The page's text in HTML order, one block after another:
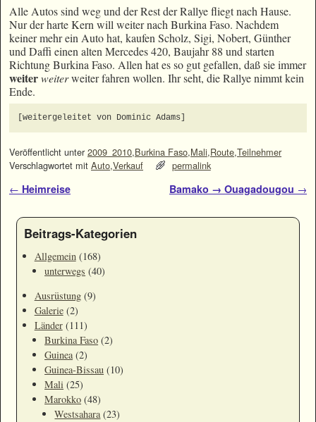
Alle Autos sind weg und der Rest der Rallye fliegt nach Hause.
Nur der harte Kern will weiter nach Burkina Faso. Nachdem
keiner mehr ein Auto hat, kaufen Scholz, Sigi, Nobert, Günther
und Daffi einen alten Mercedes 420, Baujahr 88 und starten
Richtung Burkina Faso. Allen hat es so gut gefallen, daß sie immer
weiterweiterweiter fahren wollen. Ihr seht, die Rallye nimmt kein
Ende.
[weitergeleitet von Dominic Adams]
Veröffentlicht unter 2009_2010,Burkina Faso,Mali,Route,Teilnehmer
Verschlagwortet mit Auto,Verkauf permalink
Artikelnavigation
← Heimreise Bamako → Ouagadougou →
Beitrags-Kategorien
Allgemein(168)
unterwegs (40)
Ausrüstung(9)
Galerie(2)
Länder(111)
Burkina Faso (2)
Guinea(2)
Guinea-Bissau (10)
Mali (25)
Marokko (48)
Westsahara(23)